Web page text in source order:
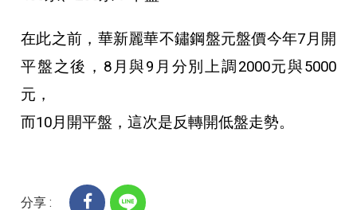
在此之前，華新麗華不鏽鋼盤元盤價今年7月開
平盤之後，8月與9月分別上調2000元與5000
元，
而10月開平盤，這次是反轉開低盤走勢。
分享 :